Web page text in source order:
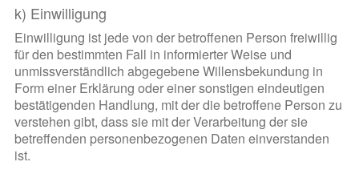
k) Einwilligung
Einwilligung ist jede von der betroffenen Person freiwillig
für den bestimmten Fall in informierter Weise und
unmissverständlich abgegebene Willensbekundung in
Form einer Erklärung oder einer sonstigen eindeutigen
bestätigenden Handlung, mit der die betroffene Person zu
verstehen gibt, dass sie mit der Verarbeitung der sie
betreffenden personenbezogenen Daten einverstanden
ist.